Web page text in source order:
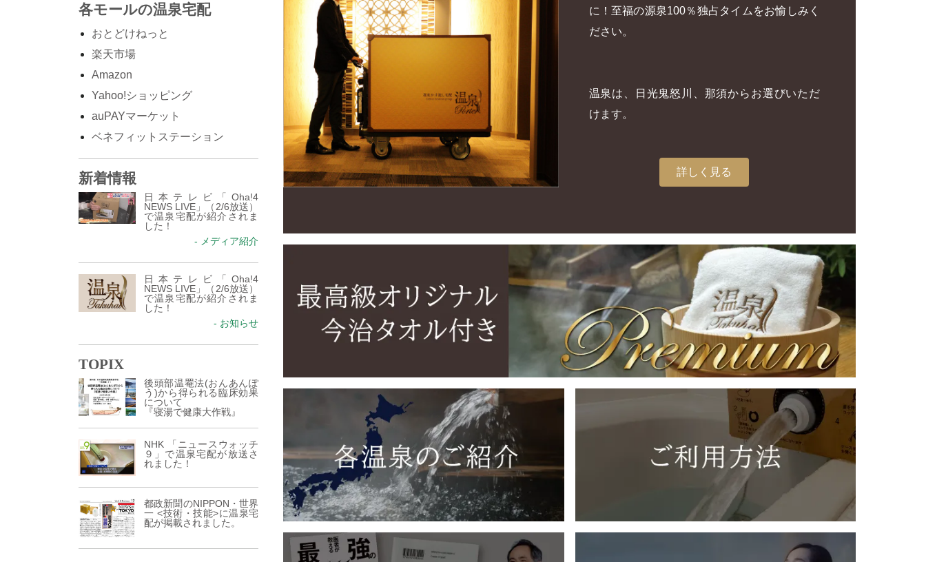
各モールの温泉宅配
おとどけねっと
楽天市場
Amazon
Yahoo!ショッピング
auPAYマーケット
ベネフィットステーション
新着情報
日本テレビ「Oha!4
NEWS LIVE」（2/6放送）
で温泉宅配が紹介されま
した！
- メディア紹介
日本テレビ「Oha!4
NEWS LIVE」（2/6放送）
で温泉宅配が紹介されま
した！
- お知らせ
TOPIX
後頭部温罨法(おんあんぽ
う)から得られる臨床効果
について
『寝湯で健康大作戦』
NHK 「ニュースウォッチ
９」で温泉宅配が放送さ
れました！
都政新聞のNIPPON・世界
一 <技術・技能>に温泉宅
配が掲載されました。
に！至福の源泉100％独占タイムをお愉しみく
ださい。
温泉は、日光鬼怒川、那須からお選びいただ
けます。
詳しく見る